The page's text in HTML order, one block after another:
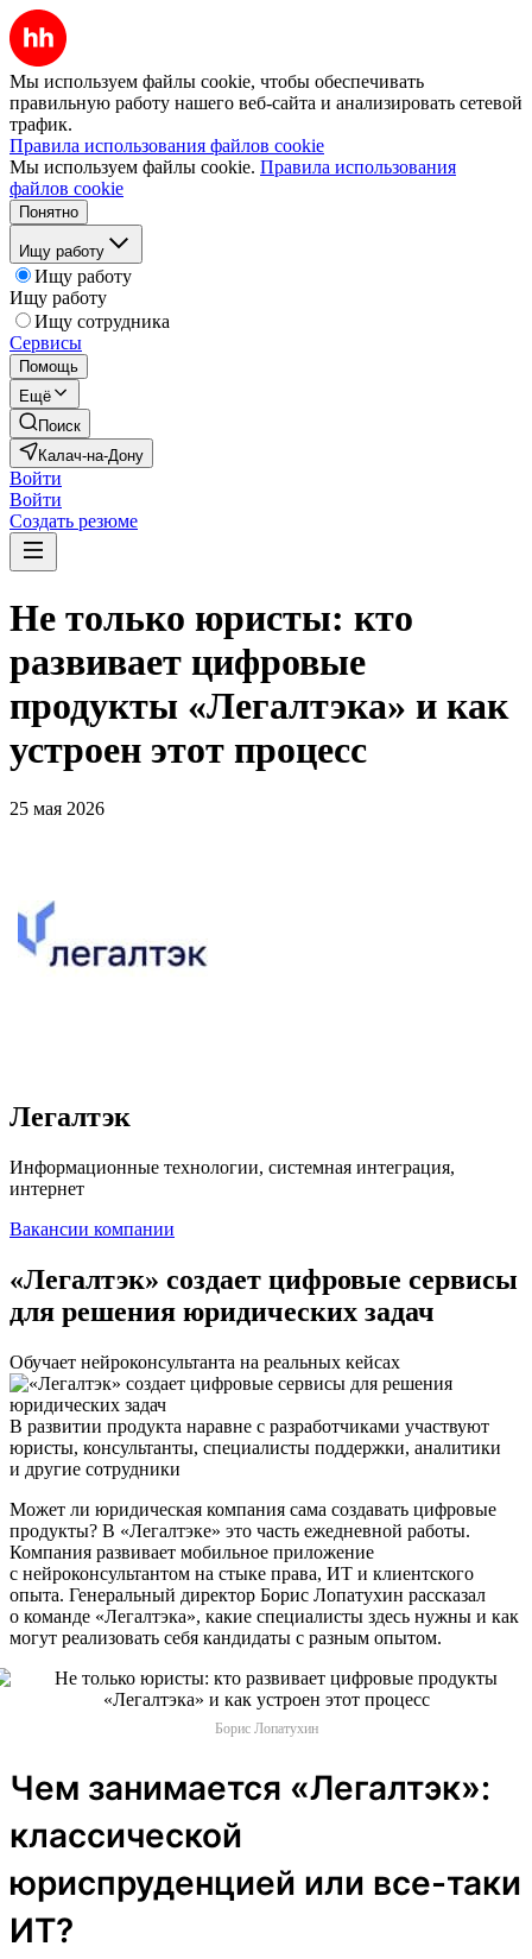
Мы используем файлы cookie, чтобы обеспечивать
правильную работу нашего веб-сайта и анализировать сетевой
трафик.
Правила использования файлов cookie
Мы используем файлы cookie. Правила использования
файлов cookie
Понятно
Ищу работу
Ищу работу
Ищу работу
Ищу сотрудника
Сервисы
Помощь
Ещё
Поиск
Калач-на-Дону
Войти
Войти
Создать резюме
Не только юристы: кто
развивает цифровые
продукты «Легалтэка» и как
устроен этот процесс
25 мая 2026
Легалтэк
Информационные технологии, системная интеграция,
интернет
Вакансии компании
«Легалтэк» создает цифровые сервисы
для решения юридических задач
Обучает нейроконсультанта на реальных кейсах
В развитии продукта наравне с разработчиками участвуют
юристы, консультанты, специалисты поддержки, аналитики
и другие сотрудники
Может ли юридическая компания сама создавать цифровые
продукты? В «Легалтэке» это часть ежедневной работы.
Компания развивает мобильное приложение
с нейроконсультантом на стыке права, ИТ и клиентского
опыта. Генеральный директор Борис Лопатухин рассказал
о команде «Легалтэка», какие специалисты здесь нужны и как
могут реализовать себя кандидаты с разным опытом.
Борис Лопатухин
Чем занимается «Легалтэк»:
классической
юриспруденцией или все-таки
ИТ?